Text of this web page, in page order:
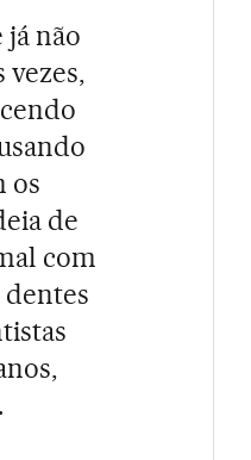
já não
vezes,
os
de
com
dentes